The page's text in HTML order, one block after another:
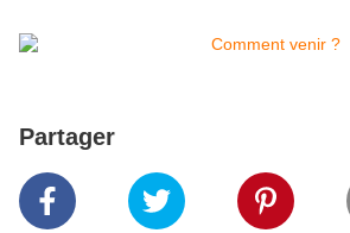
Partager